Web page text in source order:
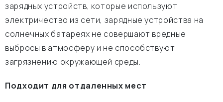
зарядных устройств, которые используют
электричество из сети, зарядные устройства на
солнечных батареях не совершают вредные
выбросы в атмосферу и не способствуют
загрязнению окружающей среды.
Подходит для отдаленных мест